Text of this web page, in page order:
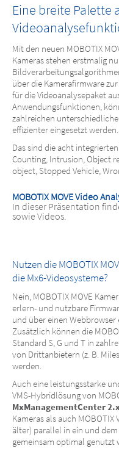
Eine breite Palette
Mit den neuen MOBOTIX
Kameras stehen erstmalig
über die Kamerafirmware
für die Videoanalysepaket
Anwendungsfunktionen,
zahlreichen
effizienter eingesetzt werden.
Das sind die acht
Counting, Intrusion, Object
object, Stopped Vehicle,
MOBOTIX MOVE Video
In dieser Präsentation
sowie Videos.
Nutzen die MOBOTIX
die Mx6-Videosysteme?
Nein, MOBOTIX MOVE
erlern- und nutzbare
und über einen
Zusätzlich können die
Standard S, G und T in
von Drittanbietern (z. B.
werden.
Auch eine leistungsstarke
VMS-Hybridlösung von
MxManagementCenter 2.x
Kameras als auch MOBOTIX
älter) parallel in ein und
gemeinsam optimal genutzt